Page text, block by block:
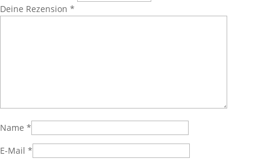
Deine Rezension *
Name *
E-Mail *